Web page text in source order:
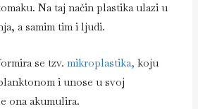
Na taj način plastika ulazi u
a samim tim i ljudi.
se tzv.mikroplastika,koju
i unose u svoj
ona akumulira.